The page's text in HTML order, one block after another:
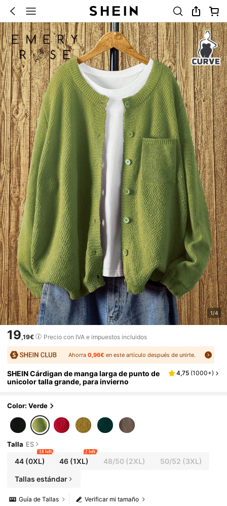
1/4
19,19€ Precio con IVA e impuestos incluidos
Ahorra0,96€ en este artículo después de unirte.
SHEIN Cárdigan de manga larga de punto de
unicolor talla grande, para invierno
4,75 (1000+)
Color: Verde
Talla ES
44(0XL)
18 left
46 (1XL)
2 left
48/50(2XL) 50/52 (3XL)
Tallas estándar
Verificar mi tamaño
Guía de Tallas